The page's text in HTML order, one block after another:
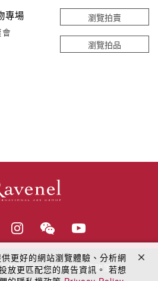
專場 瀏覽拍賣
瀏覽拍品
集團 線上隱私權保護政策
更好的網站瀏覽體驗、分析網
放更匹配您的廣告資訊。 若想